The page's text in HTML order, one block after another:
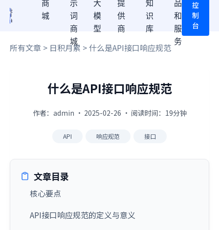
商
城
示
词
商
城
大
模
型
提
供
商
知
识
库
品
和
服
务
控
制
台
所有文章 > 日积月累 > 什么是API接口响应规范
什么是API接口响应规范
作者：admin · 2025-02-26 · 阅读时间：19分钟
API 响应规范 接口
文章目录
核心要点
API接口响应规范的定义与意义